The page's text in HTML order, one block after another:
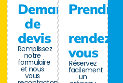
Demande
de
devis
Remplissez
notre
formulaire
et nous
vous
Prendre
rendez-
vous
Réservez
facilement
un